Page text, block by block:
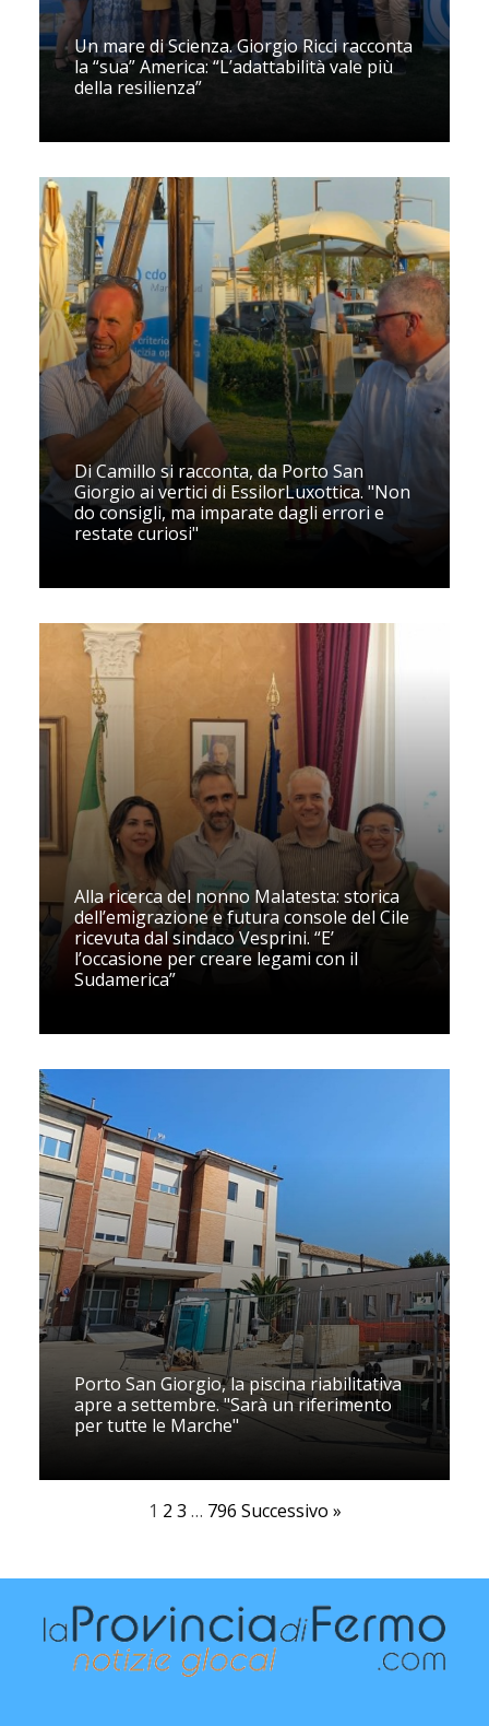
Un mare di Scienza. Giorgio Ricci racconta
la “sua” America: “L’adattabilità vale più
della resilienza”
Di Camillo si racconta, da Porto San
Giorgio ai vertici di EssilorLuxottica. "Non
do consigli, ma imparate dagli errori e
restate curiosi"
Alla ricerca del nonno Malatesta: storica
dell’emigrazione e futura console del Cile
ricevuta dal sindaco Vesprini. “E’
l’occasione per creare legami con il
Sudamerica”
Porto San Giorgio, la piscina riabilitativa
apre a settembre. "Sarà un riferimento
per tutte le Marche"
1 2 3 … 796 Successivo »